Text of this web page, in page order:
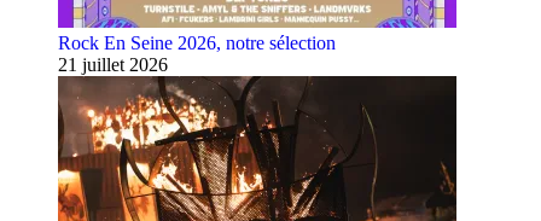
Rock En Seine 2026, notre sélection
21 juillet 2026